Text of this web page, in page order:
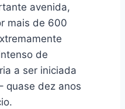
avenida,
mais de 600
de
a ser iniciada
quase dez anos